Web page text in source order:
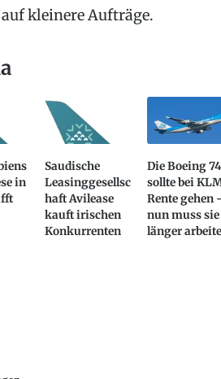
kleinere Aufträge.
in
Saudische
Leasinggesellsc
haft Avilease
kauft irischen
Konkurrenten
Die Boeing
sollte bei
Rente gehen
nun muss sie
länger